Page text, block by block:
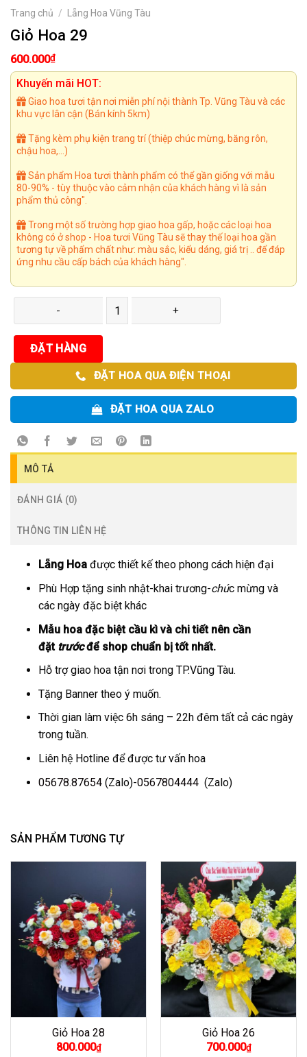
Trang chủ / Lẵng Hoa Vũng Tàu
Giỏ Hoa 29
600.000₫
Khuyến mãi HOT:
Giao hoa tươi tận nơi miễn phí nội thành Tp. Vũng Tàu và các
khu vực lân cận (Bán kính 5km)
Tặng kèm phụ kiện trang trí (thiệp chúc mừng, băng rôn,
chậu hoa,...)
Sản phẩm Hoa tươi thành phẩm có thể gần giống với mẫu
80-90% - tùy thuộc vào cảm nhận của khách hàng vì là sản
phẩm thủ công".
Trong một số trường hợp giao hoa gấp, hoặc các loại hoa
không có ở shop - Hoa tươi Vũng Tàu sẽ thay thế loại hoa gần
tương tự về phẩm chất như: màu sắc, kiểu dáng, giá trị .. để đáp
ứng nhu cầu cấp bách của khách hàng".
ĐẶT HÀNG
ĐẶT HOA QUA ĐIỆN THOẠI
ĐẶT HOA QUA ZALO
MÔ TẢ
ĐÁNH GIÁ (0)
THÔNG TIN LIÊN HỆ
Lẵng Hoa được thiết kế theo phong cách hiện đại
Phù Hợp tặng sinh nhật-khai trương-chúc mừng và
các ngày đặc biệt khác
Mẫu hoa đặc biệt cầu kì và chi tiết nên cần
đặt trướcđể shop chuẩn bị tốt nhất.
Hỗ trợ giao hoa tận nơi trong TP.Vũng Tàu.
Tặng Banner theo ý muốn.
Thời gian làm việc 6h sáng – 22h đêm tất cả các ngày
trong tuần.
Liên hệ Hotline để được tư vấn hoa
05678.87654(Zalo)-0567804444(Zalo)
SẢN PHẨM TƯƠNG TỰ
Giỏ Hoa 28
800.000₫
Giỏ Hoa 26
700.000₫